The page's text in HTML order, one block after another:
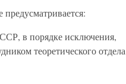
в порядке исключения,
теоретического отдела